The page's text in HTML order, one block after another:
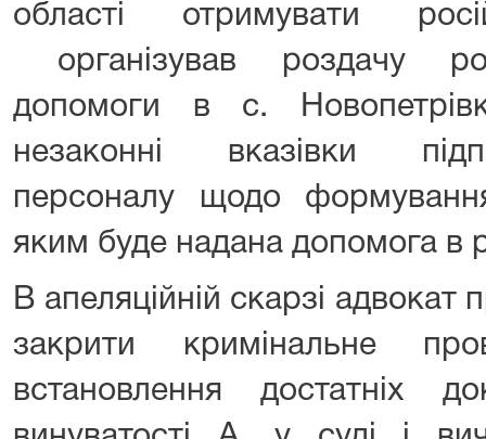
області отримувати
організував роздачу
допомоги в с.
незаконні вказівки
персоналу щодо
яким буде надана допомога в
В апеляційній скарзі адвокат
закрити кримінальне
встановлення достатніх